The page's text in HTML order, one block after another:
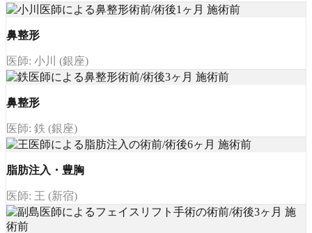
鼻整形
医師: 小川 (銀座)
鼻整形
医師: 鉄 (銀座)
脂肪注入・豊胸
医師: 王 (新宿)